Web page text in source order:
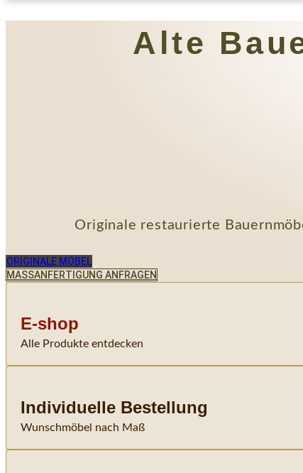
Alte
Originale restaurierte
ORIGINALE MÖBEL
MASSANFERTIGUNG ANFRAGEN
E-shop
Alle Produkte entdecken
Individuelle Bestellung
Wunschmöbel nach Maß